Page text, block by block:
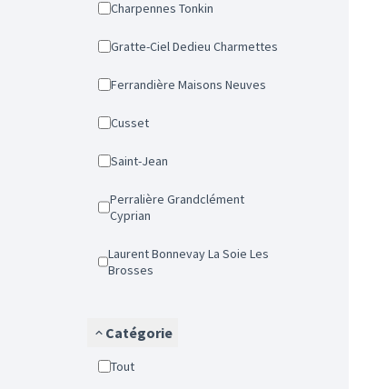
Charpennes Tonkin
Gratte-Ciel Dedieu Charmettes
Ferrandière Maisons Neuves
Cusset
Saint-Jean
Perralière Grandclément
Cyprian
Laurent Bonnevay La Soie Les
Brosses
Catégorie
Tout